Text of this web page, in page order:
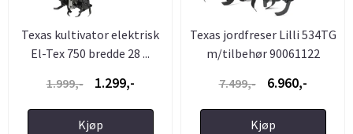
Texas kultivator elektrisk
El-Tex 750 bredde 28 ...
1.999,-
1.299,-
Kjøp
Texas jordfreser Lilli 534TG
m/tilbehør 90061122
7.499,-
6.960,-
Kjøp